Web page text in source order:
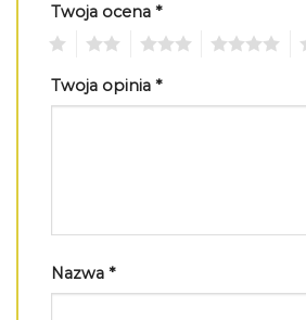
Twoja ocena *
Twoja opinia *
Nazwa *